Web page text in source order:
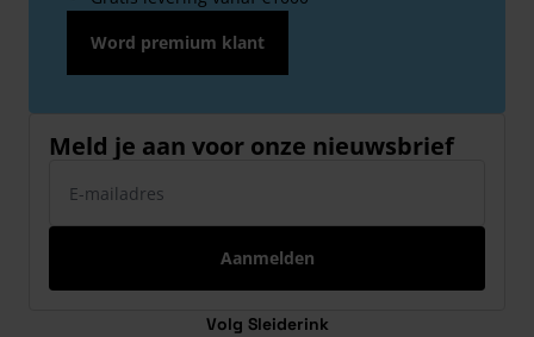
Word premium klant
Meld je aan voor onze nieuwsbrief
Aanmelden
Volg Sleiderink